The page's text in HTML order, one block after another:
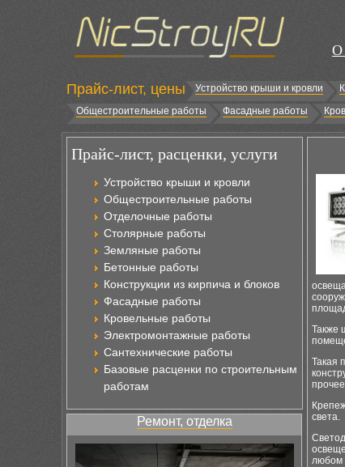
О
Прайс-лист, цены Устройство крыши и кровли
Общестроительные работы
Фасадные работы
Прайс-лист, расценки, услуги
Устройство крыши и кровли
Общестроительные работы
Отделочные работы
Столярные работы
Земляные работы
Бетонные работы
Конструкции из кирпича и блоков
Фасадные работы
Кровельные работы
Электромонтажные работы
Сантехнические работы
Базовые расценки по строительным
работам
Ремонт, отделка
Также
Такая
света.
любом